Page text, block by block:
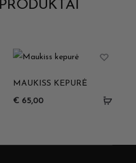
MAUKISS KEPURĖ
€ 65,00